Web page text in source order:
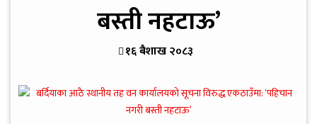
बस्ती नहटाऊ’
१६ बैशाख २०८३